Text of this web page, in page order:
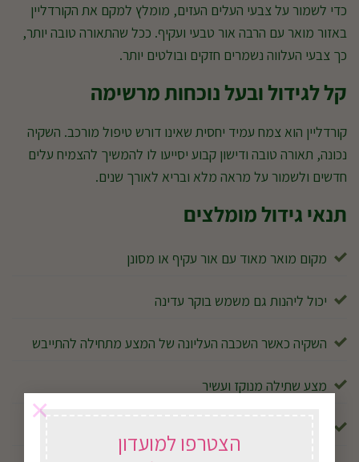
הצטרפו למועדון
×
כדי לשמור על צבעי העלים העזים, מומלץ למקם את הקורדליין
באזור מואר עם הרבה אור טבעי ועקיף. ככל שהתאורה טובה יותר,
כך צבעי העלווה נשמרים חזקים ובולטים יותר.
קל לגידול ובעל נוכחות מרשימה
קורדליין הוא צמח עמיד יחסית שאינו דורש טיפול מורכב. השקיה
נכונה, תאורה טובה ודישון קבוע יסייעו לו להמשיך להצמיח עלים
חדשים ולשמור על מראה מלא ובריא לאורך שנים.
תנאי גידול מומלצים
מקום מואר מאוד עם אור עקיף או מסונן
יכול ליהנות גם משמש בוקר עדינה
השקיה כאשר השכבה העליונה של המצע מתחילה להתייבש
מצע שתילה מנוקז ועשיר